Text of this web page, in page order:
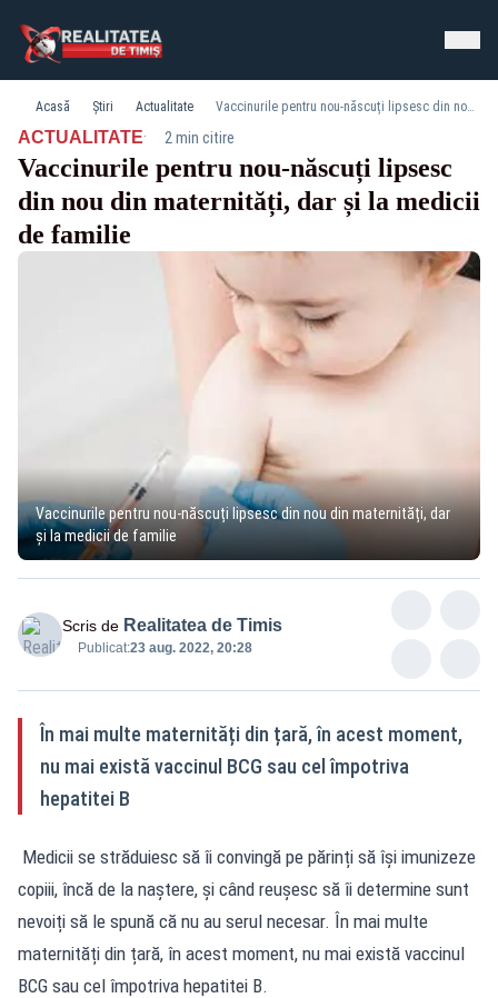
Acasă Știri Actualitate Vaccinurile pentru nou-născuți lipsesc din nou din maternități, dar și la medicii de familie
ACTUALITATE· 2 min citire
Vaccinurile pentru nou-născuți lipsesc
din nou din maternități, dar și la medicii
de familie
Vaccinurile pentru nou-născuți lipsesc din nou din maternități, dar
și la medicii de familie
Scris de Realitatea de Timis
Publicat:23 aug. 2022, 20:28
În mai multe maternități din țară, în acest moment,
nu mai există vaccinul BCG sau cel împotriva
hepatitei B
Medicii se străduiesc să îi convingă pe părinți să își imunizeze
copiii, încă de la naștere, și când reușesc să îi determine sunt
nevoiți să le spună că nu au serul necesar. În mai multe
maternități din țară, în acest moment, nu mai există vaccinul
BCG sau cel împotriva hepatitei B.